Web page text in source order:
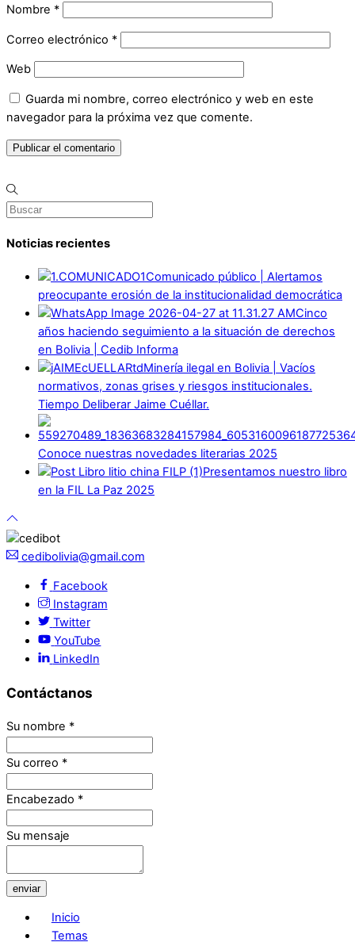
Nombre *
Correo electrónico *
Web
Guarda mi nombre, correo electrónico y web en este
navegador para la próxima vez que comente.
Noticias recientes
Comunicado público | Alertamos
preocupante erosión de la institucionalidad democrática
Cinco
años haciendo seguimiento a la situación de derechos
en Bolivia | Cedib Informa
Minería ilegal en Bolivia | Vacíos
normativos, zonas grises y riesgos institucionales.
Tiempo Deliberar Jaime Cuéllar.
Conoce nuestras novedades literarias 2025
Presentamos nuestro libro
en la FIL La Paz 2025
cedibolivia@gmail.com
Facebook
Instagram
Twitter
YouTube
LinkedIn
Contáctanos
Su nombre *
Su correo *
Encabezado *
Su mensaje
enviar
Inicio
Temas